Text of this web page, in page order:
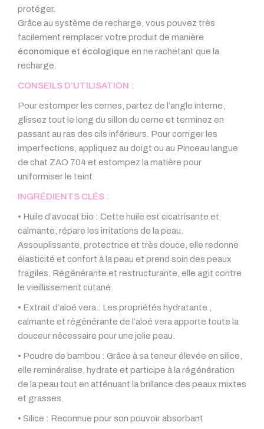
protéger.
Grâce au système de recharge, vous pouvez très
facilement remplacer votre produit de manière
économique et écologique en ne rachetant que la
recharge.
CONSEILS D’UTILISATION :
Pour estomper les cernes, partez de l’angle interne,
glissez tout le long du sillon du cerne et terminez en
passant au ras des cils inférieurs. Pour corriger les
imperfections, appliquez au doigt ou au Pinceau langue
de chat ZAO 704 et estompez la matière pour
uniformiser le teint.
INGRÉDIENTS CLÉS :
• Huile d’avocat bio : Cette huile est cicatrisante et
calmante, répare les irritations de la peau.
Assouplissante, protectrice et très douce, elle redonne
élasticité et confort à la peau et prend soin des peaux
fragiles. Régénérante et restructurante, elle agit contre
le vieillissement cutané.
• Extrait d’aloé vera : Les propriétés hydratante ,
calmante et régénérante de l’aloé vera apporte toute la
douceur nécessaire pour une jolie peau.
• Poudre de bambou : Grâce à sa teneur élevée en silice,
elle reminéralise, hydrate et participe à la régénération
de la peau tout en atténuant la brillance des peaux mixtes
et grasses.
• Silice : Reconnue pour son pouvoir absorbant